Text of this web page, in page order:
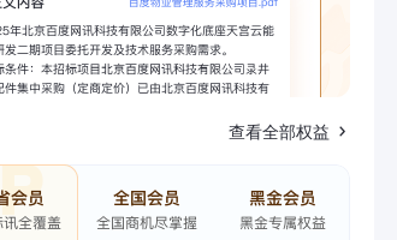
查看全部权益